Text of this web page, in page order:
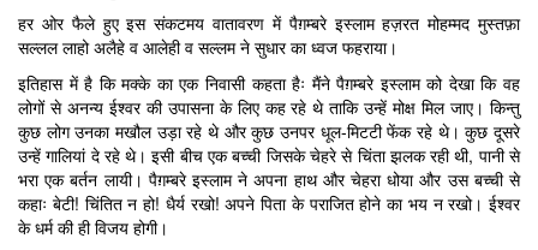
हर ओर फैले हुए इस संकटमय वातावरण में पैग़म्बरे इस्लाम हज़रत मोहम्मद मुस्तफ़ा
सल्लल लाहो अलैहे व आलेही व सल्लम ने सुधार का ध्वज फहराया।
इतिहास में है कि मक्के का एक निवासी कहता हैः मैंने पैग़म्बरे इस्लाम को देखा कि वह
लोगों से अनन्य ईश्वर की उपासना के लिए कह रहे थे ताकि उन्हें मोक्ष मिल जाए। किन्तु
कुछ लोग उनका मखौल उड़ा रहे थे और कुछ उनपर धूल-मिटटी फेंक रहे थे। कुछ दूसरे
उन्हें गालियां दे रहे थे। इसी बीच एक बच्ची जिसके चेहरे से चिंता झलक रही थी, पानी से
भरा एक बर्तन लायी। पैग़म्बरे इस्लाम ने अपना हाथ और चेहरा धोया और उस बच्ची से
कहाः बेटी! चिंतित न हो! धैर्य रखो! अपने पिता के पराजित होने का भय न रखो। ईश्वर
के धर्म की ही विजय होगी।